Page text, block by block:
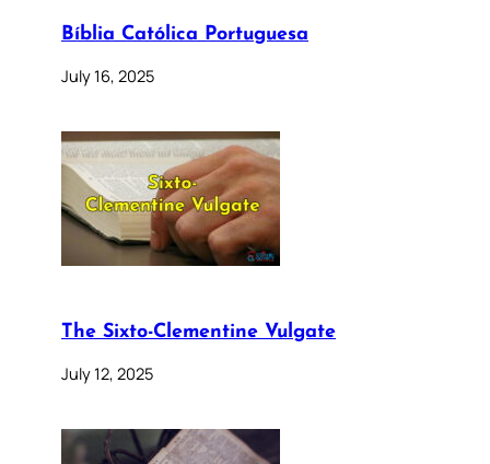
Bíblia Católica Portuguesa
July 16, 2025
The Sixto-Clementine Vulgate
July 12, 2025